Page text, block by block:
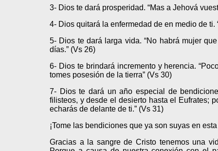
3- Dios te dará prosperidad. “Mas a Jehová
4- Dios quitará la enfermedad de en medio de
5- Dios te dará larga vida. “No habrá mujer
días.” (Vs 26)
6- Dios te brindará incremento y herencia.
tomes posesión de la tierra” (Vs 30)
7- Dios te dará un año especial de
filisteos, y desde el desierto hasta el Eufrates;
echarás de delante de ti.” (Vs 31)
¡Tome las bendiciones que ya son suyas en
Gracias a la sangre de Cristo tenemos una